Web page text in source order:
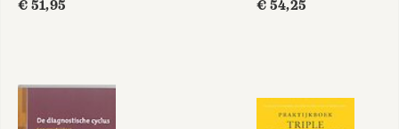
jeugdigen
€ 51,95
(herziening)
€ 54,25